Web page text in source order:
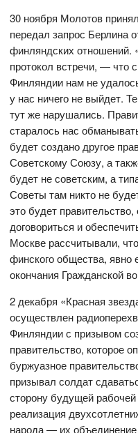
30 ноября Молотов
передал запрос Берлина
финляндских отношений.
протокол встречи, — что
Финляндии нам не
у нас ничего не выйдет.
тут же нарушались.
старалось нас
будет создано другое
Советскому Союзу, а
будет не советским, а
Советы там никто не
это будет
договориться и
Москве рассчитывали,
финского общества,
окончания Гражданской
2 декабря «Красная
осуществлен
Финляндии с призывом
правительство, которое
буржуазное
призывал солдат
сторону будущей
реализация
народа — их